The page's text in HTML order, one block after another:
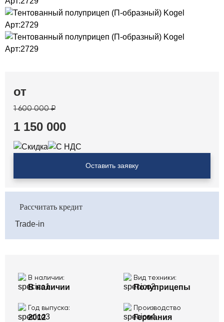
от
1 600 000 ₽
1 150 000
Оставить заявку
Рассчитать кредит
Trade-in
В наличии:
В наличии
Вид техники:
Полуприцепы
Год выпуска:
2012
Производство
Германия